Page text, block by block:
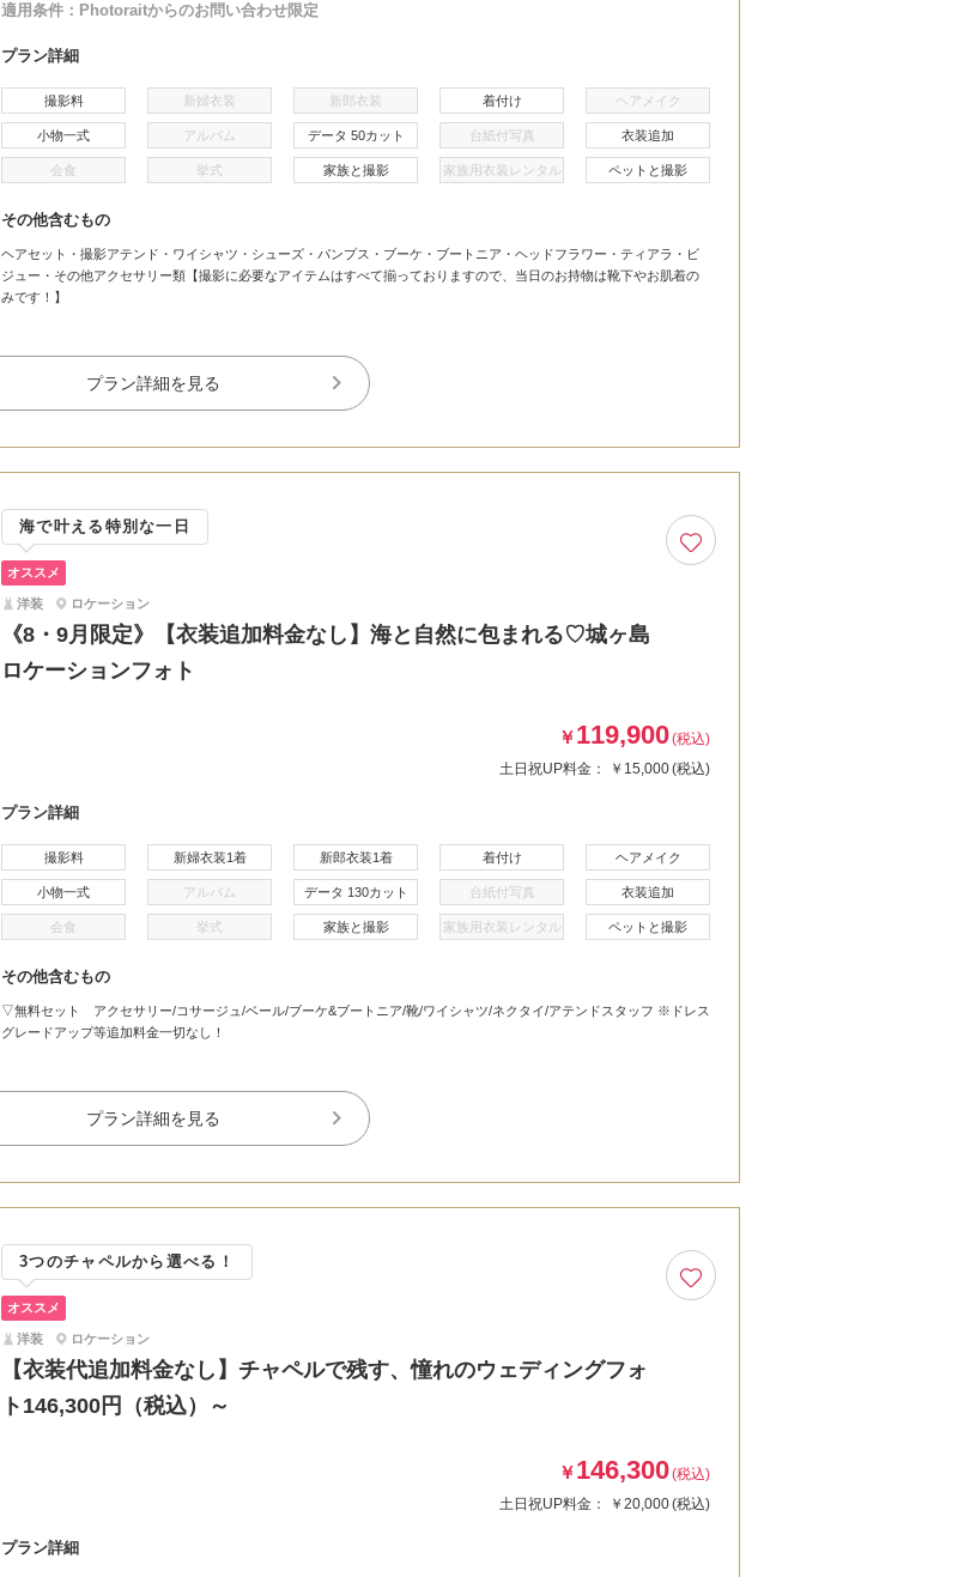
適用条件： Photoraitからのお問い合わせ限定
プラン詳細
撮影料 新婦衣装 新郎衣装 着付け ヘアメイク
小物一式 アルバム データ 50カット 台紙付写真 衣装追加
会食 挙式 家族と撮影 家族用衣装レンタル ペットと撮影
その他含むもの
ヘアセット・撮影アテンド・ワイシャツ・シューズ・パンプス・ブーケ・ブートニア・ヘッドフラワー・ティアラ・ビ
ジュー・その他アクセサリー類【撮影に必要なアイテムはすべて揃っておりますので、当日のお持物は靴下やお肌着の
みです！】
プラン詳細を見る
海で叶える特別な一日
オススメ
洋装 ロケーション
《8・9月限定》【衣装追加料金なし】海と自然に包まれる♡城ヶ島
ロケーションフォト
￥119,900(税込)
土日祝UP料金：
￥15,000(税込)
プラン詳細
撮影料 新婦衣装1着 新郎衣装1着 着付け ヘアメイク
小物一式 アルバム データ 130カット 台紙付写真 衣装追加
会食 挙式 家族と撮影 家族用衣装レンタル ペットと撮影
その他含むもの
▽無料セット アクセサリー/コサージュ/ベール/ブーケ&ブートニア/靴/ワイシャツ/ネクタイ/アテンドスタッフ ※ドレス
グレードアップ等追加料金一切なし！
プラン詳細を見る
3つのチャペルから選べる！
オススメ
洋装 ロケーション
【衣装代追加料金なし】チャペルで残す、憧れのウェディングフォ
ト146,300円（税込）～
￥146,300(税込)
土日祝UP料金：
￥20,000(税込)
プラン詳細